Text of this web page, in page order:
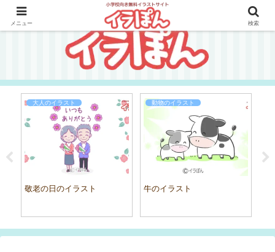
大人のイラスト
敬老の日のイラスト
動物のイラスト
牛のイラスト
メニュー 検索